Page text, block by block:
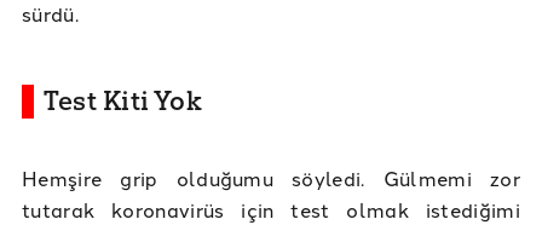
sürdü.
Test Kiti Yok
Hemşire grip olduğumu söyledi. Gülmemi zor
tutarak koronavirüs için test olmak istediğimi